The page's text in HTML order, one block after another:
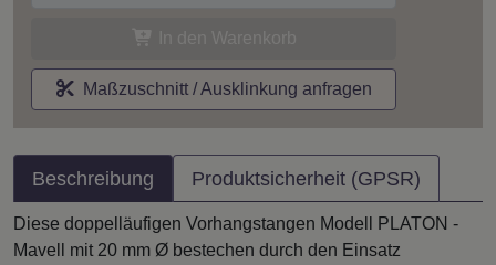
Maßzuschnitt / Ausklinkung anfragen
Beschreibung Produktsicherheit (GPSR)
Diese doppelläufigen Vorhangstangen Modell PLATON -
Mavell mit 20 mm Ø bestechen durch den Einsatz